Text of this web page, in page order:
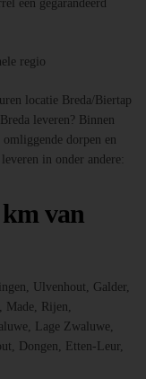
een gegarandeerd
regio
locatie Breda/Biertap
leveren? Binnen
dorpen en
in onder andere:
van
Ulvenhout, Galder,
Made, Rijen,
Lage Zwaluwe,
Dongen, Etten-Leur,